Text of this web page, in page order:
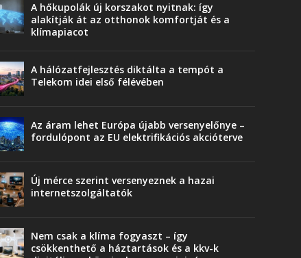
A hőkupolák új korszakot nyitnak: így
alakítják át az otthonok komfortját és a
klímapiacot
A hálózatfejlesztés diktálta a tempót a
Telekom idei első félévében
Az áram lehet Európa újabb versenyelőnye –
fordulópont az EU elektrifikációs akcióterve
Új mérce szerint versenyeznek a hazai
internetszolgáltatók
Nem csak a klíma fogyaszt – így
csökkenthető a háztartások és a kkv-k